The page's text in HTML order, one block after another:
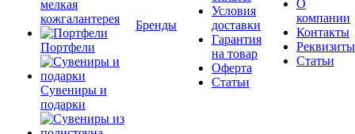
мелкая
кожгалантерея
Портфели
Сувениры и
подарки
Бренды
Условия
доставки
Гарантия
на товар
Оферта
Статьи
О
компании
Контакты
Реквизиты
Статьи